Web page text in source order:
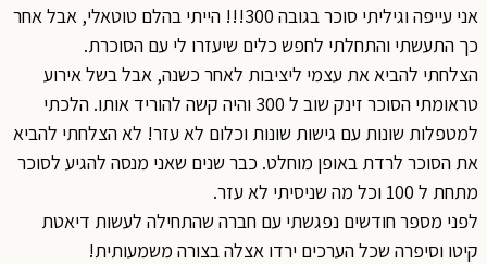
אני עייפה וגיליתי סוכר בגובה 300!!! הייתי בהלם טוטאלי, אבל אחר
כך התעשתי והתחלתי לחפש כלים שיעזרו לי עם הסוכרת.
הצלחתי להביא את עצמי ליציבות לאחר כשנה, אבל בשל אירוע
טראומתי הסוכר זינק שוב ל 300 והיה קשה להוריד אותו. הלכתי
למטפלות שונות עם גישות שונות וכלום לא עזר! לא הצלחתי להביא
את הסוכר לרדת באופן מוחלט. כבר שנים שאני מנסה להגיע לסוכר
מתחת ל 100 וכל מה שניסיתי לא עזר.
לפני מספר חודשים נפגשתי עם חברה שהתחילה לעשות דיאטת
קיטו וסיפרה שכל הערכים ירדו אצלה בצורה משמעותית!